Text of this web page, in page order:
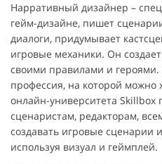
Нарративный дизайнер –
гейм-дизайне, пишет
диалоги, придумывает
игровые механики. Он
своими правилами и героями.
профессия, на которой можно
онлайн-университета Skillbox
сценаристам, редакторам,
создавать игровые сценарии
используя визуал и геймплей.